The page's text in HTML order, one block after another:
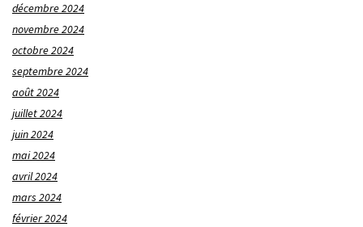
décembre 2024
novembre 2024
octobre 2024
septembre 2024
août 2024
juillet 2024
juin 2024
mai 2024
avril 2024
mars 2024
février 2024